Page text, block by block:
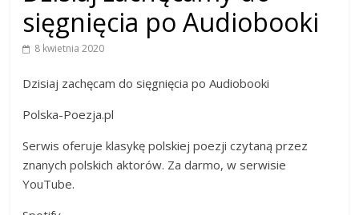
sięgnięcia po Audiobooki
8 kwietnia 2020
Dzisiaj zachęcam do sięgnięcia po Audiobooki
Polska-Poezja.pl
Serwis oferuje klasykę polskiej poezji czytaną przez
znanych polskich aktorów. Za darmo, w serwisie
YouTube.